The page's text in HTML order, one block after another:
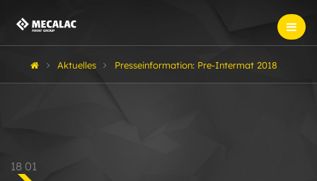
Aktuelles Presseinformation: Pre-Intermat 2018
18 01